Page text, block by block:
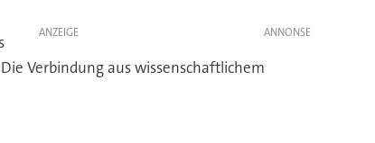
ANZEIGE
Verbindung aus wissenschaftlichem